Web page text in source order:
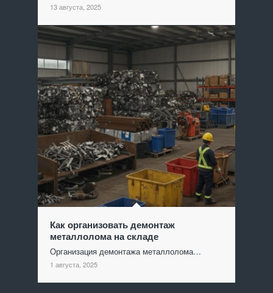
13 августа, 2025
Как организовать демонтаж
металлолома на складе
Организация демонтажа металлолома…
1 августа, 2025